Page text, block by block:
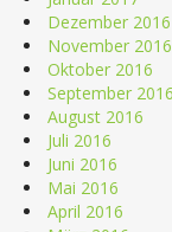
Dezember 2016
November 2016
Oktober 2016
September 2016
August 2016
Juli 2016
Juni 2016
Mai 2016
April 2016